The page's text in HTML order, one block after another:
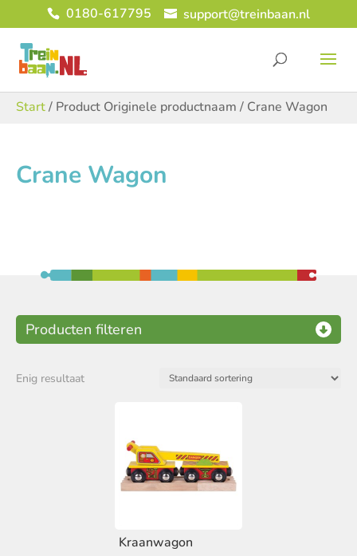
0180-617795 support@treinbaan.nl
Start/ Product Originele productnaam / Crane Wagon
Crane Wagon
Enig resultaat
Kraanwagon